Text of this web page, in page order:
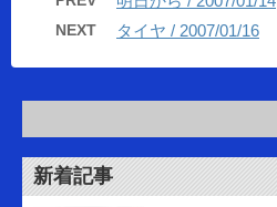
NEXT タイヤ / 2007/01/16
新着記事